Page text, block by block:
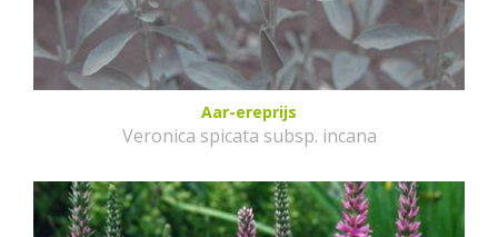
Aar-ereprijs
Veronica spicata subsp. incana